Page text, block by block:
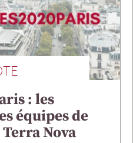
: les
équipes de
Nova